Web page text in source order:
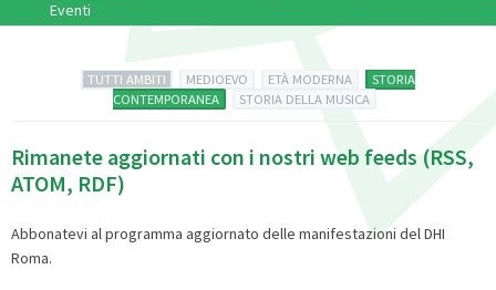
Eventi
TUTTI AMBITI MEDIOEVO ETÀ MODERNA
STORIA
CONTEMPORANEA
STORIA DELLA MUSICA
Rimanete aggiornati con i nostri web feeds (RSS,
ATOM, RDF)
Abbonatevi al programma aggiornato delle manifestazioni del DHI
Roma.